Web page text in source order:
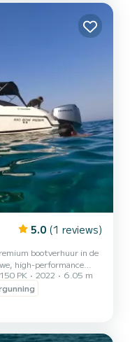
5.0 (1 reviews)
bootverhuur in de
high-performance
voorzieningen en
zoek bent naar sensatie
een
is beschikbaar
bij je voorkeuren past. PARKER 630 BOWRIDER D...
150 PK 2022
6.05 m